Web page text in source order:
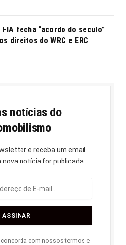
FIA fecha “acordo do século”
direitos do WRC e ERC
notícias do
e receba um email
nova notícia for publicada.
concorda com nossos termos e